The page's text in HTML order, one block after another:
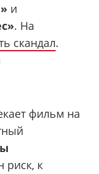
и
. На
скандал.
фильм на
риск, к